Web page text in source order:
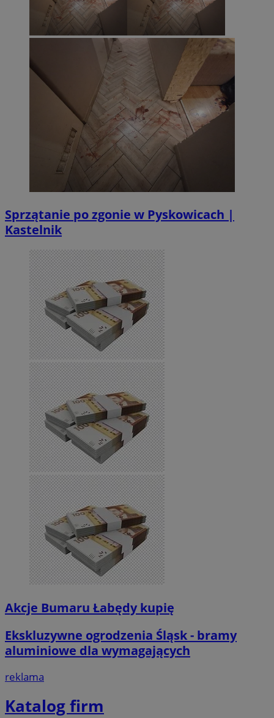
Sprzątanie po zgonie w Pyskowicach |
Kastelnik
Akcje Bumaru Łabędy kupię
Ekskluzywne ogrodzenia Śląsk - bramy
aluminiowe dla wymagających
reklama
Katalog firm